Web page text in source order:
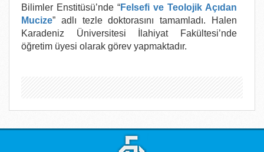
Bilimler Enstitüsü’nde “Felsefi ve Teolojik Açıdan
Mucize” adlı tezle doktorasını tamamladı. Halen
Karadeniz Üniversitesi İlahiyat Fakültesi’nde
öğretim üyesi olarak görev yapmaktadır.